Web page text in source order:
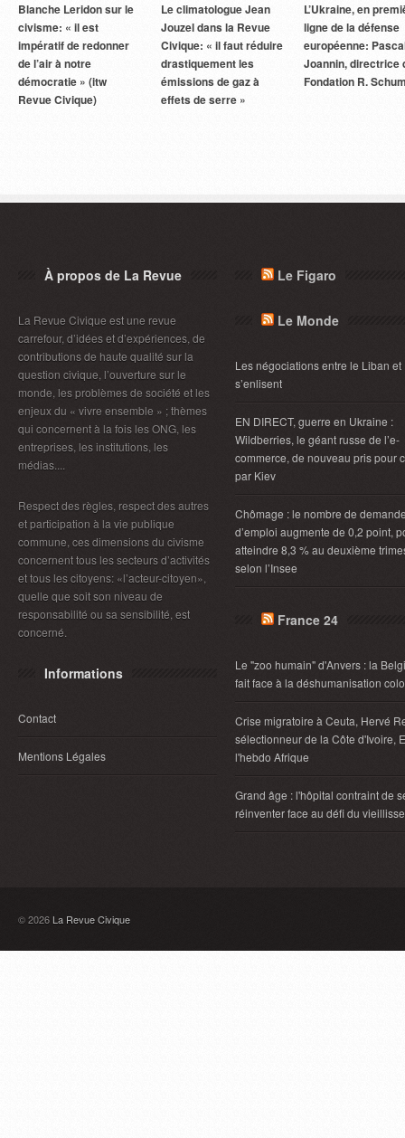
Blanche Leridon sur le
civisme: « il est
impératif de redonner
de l’air à notre
démocratie » (itw
Revue Civique)
Le climatologue Jean
Jouzel dans la Revue
Civique: « il faut réduire
drastiquement les
émissions de gaz à
effets de serre »
L’Ukraine, en
ligne de la défense
européenne:
Joannin, directrice
Fondation R.
À propos de La Revue
La Revue Civique est une revue
carrefour, d’idées et d’expériences, de
contributions de haute qualité sur la
question civique, l’ouverture sur le
monde, les problèmes de société et les
enjeux du « vivre ensemble » ; thèmes
qui concernent à la fois les ONG, les
entreprises, les institutions, les
médias....
Respect des règles, respect des autres
et participation à la vie publique
commune, ces dimensions du civisme
concernent tous les secteurs d’activités
et tous les citoyens: «l’acteur-citoyen»,
quelle que soit son niveau de
responsabilité ou sa sensibilité, est
concerné.
Informations
Contact
Mentions Légales
Le Figaro
Le Monde
Les négociations entre le Liban et
s’enlisent
EN DIRECT, guerre en Ukraine :
Wildberries, le géant russe de l’e-
commerce, de nouveau pris pour
par Kiev
Chômage : le nombre de
d’emploi augmente de 0,2 point,
atteindre 8,3 % au deuxième
selon l’Insee
France 24
Le "zoo humain" d'Anvers : la
fait face à la déshumanisation
Crise migratoire à Ceuta, Hervé
sélectionneur de la Côte d'Ivoire,
l'hebdo Afrique
Grand âge : l'hôpital contraint de
réinventer face au défi du
© 2026 La Revue Civique